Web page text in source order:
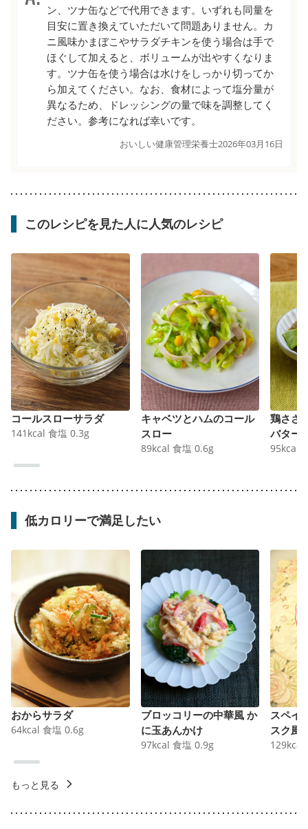
ン、ツナ缶などで代用できます。いずれも同量を
目安に置き換えていただいて問題ありません。カ
ニ風味かまぼこやサラダチキンを使う場合は手で
ほぐして加えると、ボリュームが出やすくなりま
す。ツナ缶を使う場合は水けをしっかり切ってか
ら加えてください。なお、食材によって塩分量が
異なるため、ドレッシングの量で味を調整してく
ださい。参考になれば幸いです。
おいしい健康管理栄養士2026年03月16日
このレシピを見た人に人気のレシピ
コールスローサラダ
141 kcal 食塩 0.3g
キャベツとハムのコール
スロー
89kcal 食塩 0.6g
鶏ささ
バター
95kcal
低カロリーで満足したい
おからサラダ
64kcal 食塩 0.6g
ブロッコリーの中華風 か
に玉あんかけ
97kcal 食塩 0.9g
スペイ
スク風
129kcal
もっと見る